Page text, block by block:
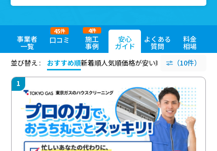
事業者
一覧
口コミ
45件
施工
事例
4件
安心
ガイド
よくある
質問
料金
相場
並び替え :
おすすめ順新着順人気順価格が安い順 評価が高い順
（10件）
1